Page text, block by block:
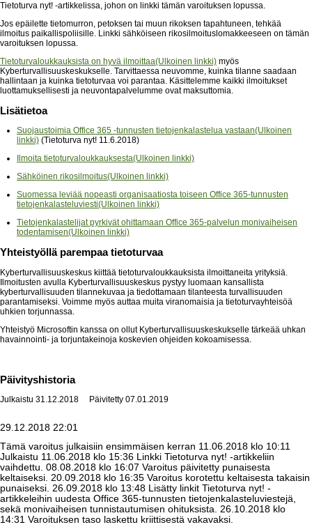
Tietoturva nyt! -artikkelissa, johon on linkki tämän varoituksen lopussa.
Jos epäilette tietomurron, petoksen tai muun rikoksen tapahtuneen, tehkää
ilmoitus paikallispoliisille. Linkki sähköiseen rikosilmoituslomakkeeseen on tämän
varoituksen lopussa.
Tietoturvaloukkauksista on hyvä ilmoittaa(Ulkoinen linkki) myös
Kyberturvallisuuskeskukselle. Tarvittaessa neuvomme, kuinka tilanne saadaan
hallintaan ja kuinka tietoturvaa voi parantaa. Käsittelemme kaikki ilmoitukset
luottamuksellisesti ja neuvontapalvelumme ovat maksuttomia.
Lisätietoa
Suojaustoimia Office 365 -tunnusten tietojenkalastelua vastaan(Ulkoinen
linkki) (Tietoturva nyt! 11.6.2018)
Ilmoita tietoturvaloukkauksesta(Ulkoinen linkki)
Sähköinen rikosilmoitus(Ulkoinen linkki)
Suomessa leviää nopeasti organisaatiosta toiseen Office 365-tunnusten
tietojenkalasteluviesti(Ulkoinen linkki)
Tietojenkalastelijat pyrkivät ohittamaan Office 365-palvelun monivaiheisen
todentamisen(Ulkoinen linkki)
Yhteistyöllä parempaa tietoturvaa
Kyberturvallisuuskeskus kiittää tietoturvaloukkauksista ilmoittaneita yrityksiä.
Ilmoitusten avulla Kyberturvallisuuskeskus pystyy luomaan kansallista
kyberturvallisuuden tilannekuvaa ja tiedottamaan tilanteesta turvallisuuden
parantamiseksi. Voimme myös auttaa muita viranomaisia ja tietoturvayhteisöä
uhkien torjunnassa.
Yhteistyö Microsoftin kanssa on ollut Kyberturvallisuuskeskukselle tärkeää uhkan
havainnointi- ja torjuntakeinoja koskevien ohjeiden kokoamisessa.
Päivityshistoria
Julkaistu 31.12.2018 Päivitetty 07.01.2019
29.12.2018 22:01
Tämä varoitus julkaisiin ensimmäisen kerran 11.06.2018 klo 10:11
Julkaistu 11.06.2018 klo 15:36 Linkki Tietoturva nyt! -artikkeliin
vaihdettu. 08.08.2018 klo 16:07 Varoitus päivitetty punaisesta
keltaiseksi. 20.09.2018 klo 16:35 Varoitus korotettu keltaisesta takaisin
punaiseksi. 26.09.2018 klo 13:48 Lisätty linkit Tietoturva nyt! -
artikkeleihin uudesta Office 365-tunnusten tietojenkalasteluviestejä,
sekä monivaiheisen tunnistautumisen ohituksista. 26.10.2018 klo
14:31 Varoituksen taso laskettu kriittisestä vakavaksi.